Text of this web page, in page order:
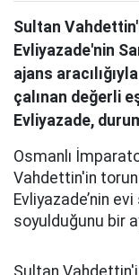
Sultan
Evliyazade'nin
ajans
çalınan değerli
Evliyazade,
Osmanlı
Vahdettin'in
Evliyazade’nin
soyulduğunu bir
Sultan